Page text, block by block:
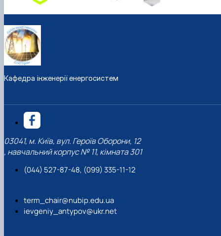
Кафедра інженерії енергосистем
03041, м. Київ, вул. Героїв Оборони, 12
, навчальний корпус № 11, кімната 301
(044) 527-87-48, (099) 335-11-12
term_chair@nubip.edu.ua
ievgeniy_antypov@ukr.net